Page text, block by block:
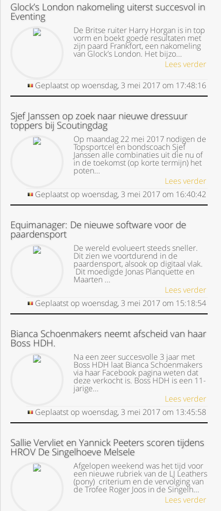
Glock’s London nakomeling uiterst succesvol in
Eventing
De Britse ruiter Harry Horgan is in top
vorm en boekt goede resultaten met
zijn paard Frankfort, een nakomeling
van Glock’s London. Het bijzo...
Lees verder
Geplaatst op woensdag, 3 mei 2017 om 17:48:16
Sjef Janssen op zoek naar nieuwe dressuur
toppers bij Scoutingdag
Op maandag 22 mei 2017 nodigen de
Topsportcel en bondscoach Sjef
Janssen alle combinaties uit die nu of
in de toekomst (op korte termijn) het
poten...
Lees verder
Geplaatst op woensdag, 3 mei 2017 om 16:40:42
Equimanager: De nieuwe software voor de
paardensport
De wereld evolueert steeds sneller.
Dit zien we voortdurend in de
paardensport, alsook op digitaal vlak.
Dit moedigde Jonas Planquette en
Maarten ...
Lees verder
Geplaatst op woensdag, 3 mei 2017 om 15:18:54
Bianca Schoenmakers neemt afscheid van haar
Boss HDH.
Na een zeer succesvolle 3 jaar met
Boss HDH laat Bianca Schoenmakers
via haar Facebook pagina weten dat
deze verkocht is. Boss HDH is een 11-
jarige...
Lees verder
Geplaatst op woensdag, 3 mei 2017 om 13:45:58
Sallie Vervliet en Yannick Peeters scoren tijdens
HROV De Singelhoeve Melsele
Afgelopen weekend was het tijd voor
een nieuwe rubriek van de LJ Leathers
(pony) criterium en de vervolging van
de Trofee Roger Joos in de Singelh...
Lees verder